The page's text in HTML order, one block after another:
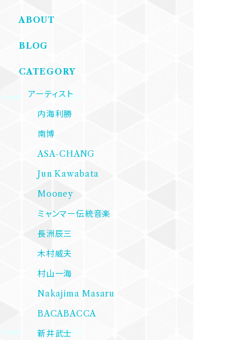
ABOUT
BLOG
CATEGORY
アーティスト
内海利勝
南博
ASA-CHANG
Jun Kawabata
Mooney
ミャンマー伝統音楽
長洲辰三
木村威夫
村山一海
Nakajima Masaru
BACABACCA
新井武士